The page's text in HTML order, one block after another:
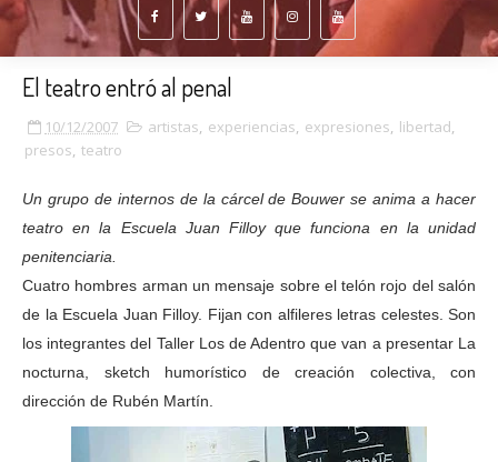
El teatro entró al penal
10/12/2007 artistas, experiencias, expresiones, libertad,
presos, teatro
Un grupo de internos de la cárcel de Bouwer se anima a hacer
teatro en la Escuela Juan Filloy que funciona en la unidad
penitenciaria.
Cuatro hombres arman un mensaje sobre el telón rojo delsalón
de la Escuela Juan Filloy. Fijan con alfileres letras celestes. Son
los integrantes del Taller Los de Adentro que van a presentar La
nocturna, sketch humorístico de creación colectiva, con
dirección de Rubén Martín.